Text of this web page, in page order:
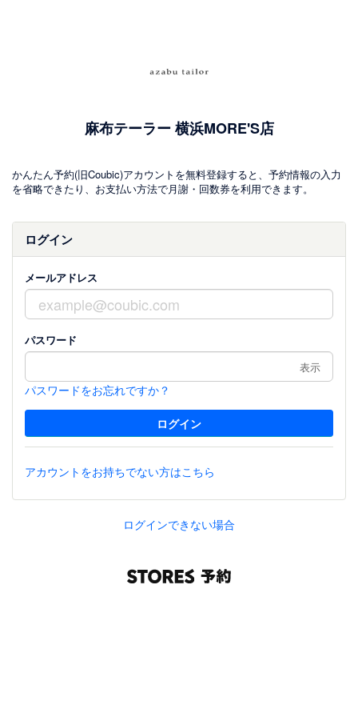
麻布テーラー 横浜MORE'S店
かんたん予約(旧Coubic)アカウントを無料登録すると、予約情報の入力
を省略できたり、お支払い方法で月謝・回数券を利用できます。
ログイン
メールアドレス
パスワード
表示
パスワードをお忘れですか？
アカウントをお持ちでない方はこちら
ログインできない場合